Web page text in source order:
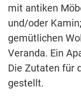
mit antiken
und/oder
gemütlichen
Veranda. Ein
Die Zutaten für
gestellt.